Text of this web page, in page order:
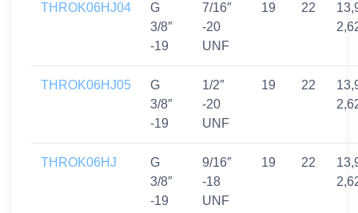
THROK06HJ04
G
3/8″
-19
7/16″
-20
UNF
19 22
THROK06HJ05
G
3/8″
-19
1/2″
-20
UNF
19 22
THROK06HJ
G
3/8″
-19
9/16″
-18
UNF
19 22